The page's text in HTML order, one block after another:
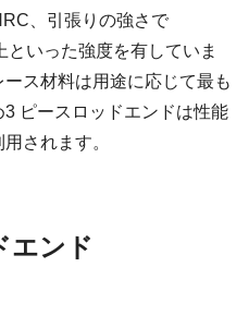
、引張りの強さで
いった強度を有していま
ス材料は用途に応じて最も
ピースロッドエンドは性能
されます。
エンド